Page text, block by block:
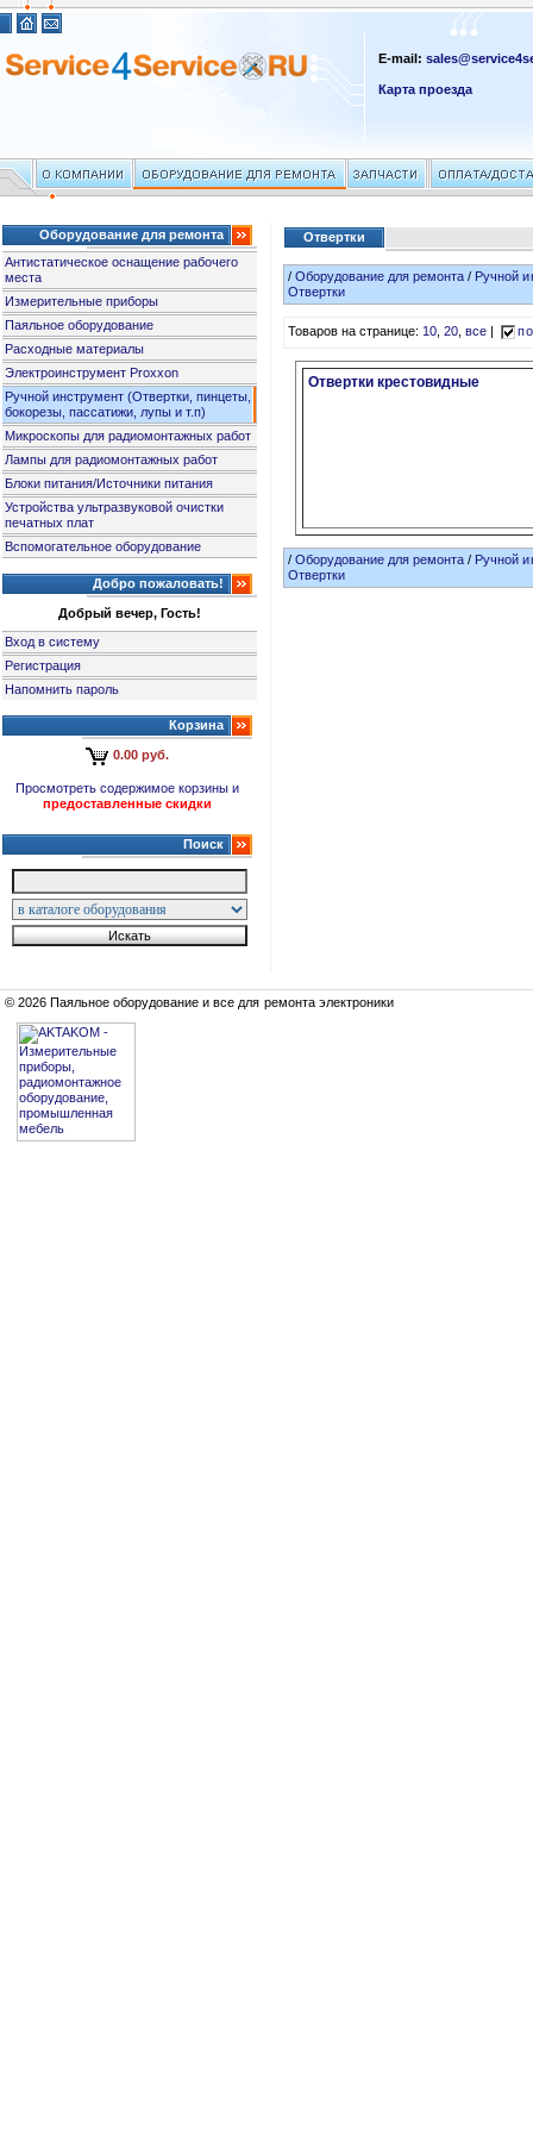
E-mail:
Карта проезда
Оборудование для ремонта
Антистатическое оснащение рабочего
места
Измерительные приборы
Паяльное оборудование
Расходные материалы
Электроинструмент Proxxon
Ручной инструмент (Отвертки, пинцеты,
бокорезы, пассатижи, лупы и т.п)
Микроскопы для радиомонтажных работ
Лампы для радиомонтажных работ
Блоки питания/Источники питания
Устройства ультразвуковой очистки
печатных плат
Вспомогательное оборудование
Добро пожаловать!
Добрый вечер, Гость!
Вход в систему
Регистрация
Напомнить пароль
Корзина
0.00 руб.
Просмотреть содержимое корзины и
предоставленные скидки
Поиск
Отвертки
/Оборудование для ремонта / Ручной
Отвертки
Товаров на странице:10,20,все
Отвертки крестовидные
/Оборудование для ремонта / Ручной
Отвертки
© 2026 Паяльное оборудование и все для ремонта электроники